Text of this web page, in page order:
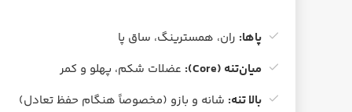
پاها: ران، همسترینگ، ساق پا
میان‌تنه (Core):
عضلات شکم، پهلو و کمر
بالا تنه: شانه و بازو (مخصوصاً هنگام حفظ تعادل)